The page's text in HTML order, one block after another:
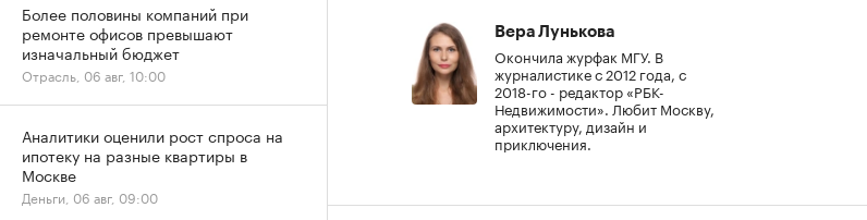
Вера Лунькова
Окончила журфак МГУ. В
журналистике с 2012 года, с
2018-го - редактор «РБК-
Недвижимости». Любит Москву,
архитектуру, дизайн и
приключения.
Более половины компаний при
ремонте офисов превышают
изначальный бюджет
Отрасль, 06 авг, 10:00
Аналитики оценили рост спроса на
ипотеку на разные квартиры в
Москве
Деньги, 06 авг, 09:00